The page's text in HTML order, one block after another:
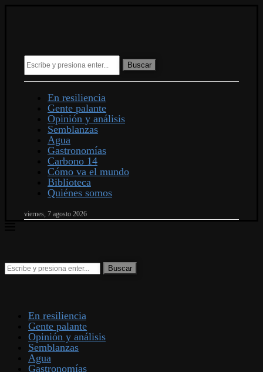
Buscar
En resiliencia
Gente palante
Opinión y análisis
Semblanzas
Agua
Gastronomías
Carbono 14
Cómo va el mundo
Biblioteca
Quiénes somos
viernes, 7 agosto 2026
En resiliencia
Gente palante
Opinión y análisis
Semblanzas
Agua
Gastronomías